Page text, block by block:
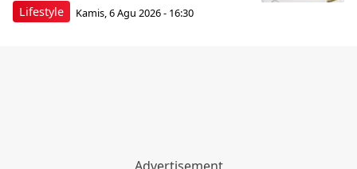
Lifestyle Kamis, 6 Agu 2026 - 16:30